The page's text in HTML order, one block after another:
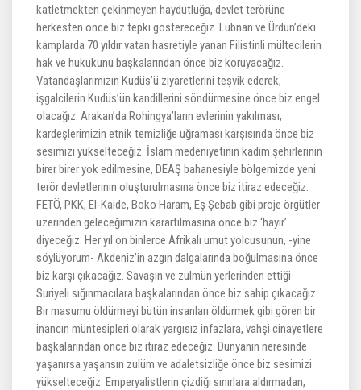
katletmekten çekinmeyen haydutluğa, devlet terörüne
herkesten önce biz tepki göstereceğiz. Lübnan ve Ürdün’deki
kamplarda 70 yıldır vatan hasretiyle yanan Filistinli mültecilerin
hak ve hukukunu başkalarından önce biz koruyacağız.
Vatandaşlarımızın Kudüs’ü ziyaretlerini teşvik ederek,
işgalcilerin Kudüs’ün kandillerini söndürmesine önce biz engel
olacağız. Arakan’da Rohingya’ların evlerinin yakılması,
kardeşlerimizin etnik temizliğe uğraması karşısında önce biz
sesimizi yükselteceğiz. İslam medeniyetinin kadim şehirlerinin
birer birer yok edilmesine, DEAŞ bahanesiyle bölgemizde yeni
terör devletlerinin oluşturulmasına önce biz itiraz edeceğiz.
FETÖ, PKK, El-Kaide, Boko Haram, Eş Şebab gibi proje örgütler
üzerinden geleceğimizin karartılmasına önce biz ‘hayır’
diyeceğiz. Her yıl on binlerce Afrikalı umut yolcusunun, -yine
söylüyorum- Akdeniz’in azgın dalgalarında boğulmasına önce
biz karşı çıkacağız. Savaşın ve zulmün yerlerinden ettiği
Suriyeli sığınmacılara başkalarından önce biz sahip çıkacağız.
Bir masumu öldürmeyi bütün insanları öldürmek gibi gören bir
inancın müntesipleri olarak yargısız infazlara, vahşi cinayetlere
başkalarından önce biz itiraz edeceğiz. Dünyanın neresinde
yaşanırsa yaşansın zulüm ve adaletsizliğe önce biz sesimizi
yükselteceğiz. Emperyalistlerin çizdiği sınırlara aldırmadan,